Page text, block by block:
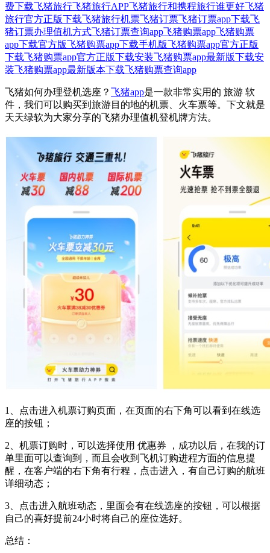
费下载飞猪旅行飞猪旅行APP飞猪旅行和携程旅行谁更好飞猪
旅行官方正版下载飞猪旅行机票飞猪订票飞猪订票app下载飞
猪订票办理值机方式飞猪订票查询app飞猪购票app飞猪购票
app下载官方版飞猪购票app下载手机版飞猪购票app官方正版
下载飞猪购票app官方正版下载安装飞猪购票app最新版下载安
装飞猪购票app最新版本下载飞猪购票查询app
飞猪如何办理登机选座？ 飞猪app是一款非常实用的 旅游 软
件，我们可以购买到旅游目的地的机票、火车票等。下文就是
天天绿软为大家分享的飞猪办理值机登机牌方法。
1、点击进入机票订购页面，在页面的右下角可以看到在线选
座的按钮；
2、机票订购时，可以选择使用 优惠券 ，成功以后，在我的订
单里面可以查询到，而且会收到飞机订购进程方面的信息提
醒，在客户端的右下角有行程，点击进入，有自己订购的航班
详细动态；
3、点击进入航班动态，里面会有在线选座的按钮，可以根据
自己的喜好提前24小时将自己的座位选好。
总结：